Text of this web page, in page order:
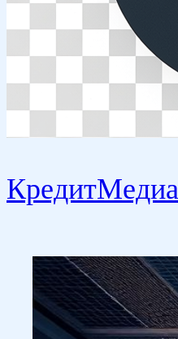
КредитМедиа